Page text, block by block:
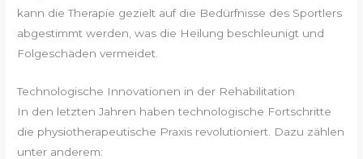
kann die Therapie gezielt auf die Bedürfnisse des Sportlers
abgestimmt werden, was die Heilung beschleunigt und
Folgeschäden vermeidet.
Technologische Innovationen in der Rehabilitation
In den letzten Jahren haben technologische Fortschritte
die physiotherapeutische Praxis revolutioniert. Dazu zählen
unter anderem: